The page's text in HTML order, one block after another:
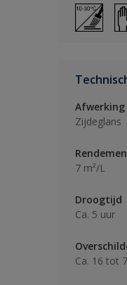
Afwerking
Zijdeglans
7 m²/L
Droogtijd
Ca. 5 uur
Ca. 16 tot